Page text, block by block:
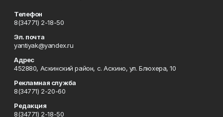
Телефон
8(34771) 2-18-50
Эл. почта
yantiyak@yandex.ru
Адрес
452880, Аскинский район, с. Аскино, ул. Блюхера, 10
Рекламная служба
8(34771) 2-20-60
Редакция
8(34771) 2-18-50